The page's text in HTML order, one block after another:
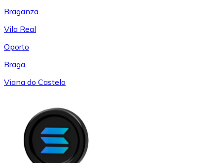
Braganza
Vila Real
Oporto
Braga
Viana do Castelo